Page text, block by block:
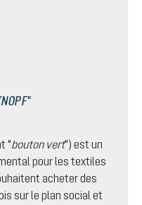
"bouton vert") est un
pour les textiles
acheter des
sur le plan social et